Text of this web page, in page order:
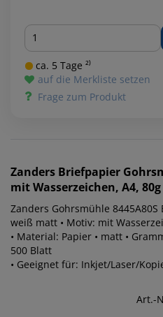
Menge
ca. 5 Tage ²⁾
auf die Merkliste setzen
Frage zum Produkt
Zanders Briefpapier
mit Wasserzeichen, A4,
Zanders Gohrsmühle
weiß matt • Motiv: mit
• Material: Papier • matt •
500 Blatt
• Geeignet für: Inkjet/Laser/
Art.-